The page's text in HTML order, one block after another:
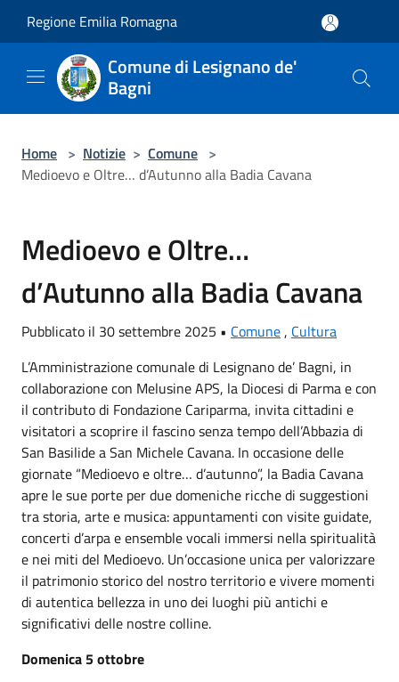
Regione Emilia Romagna
Comune di Lesignano de'
Bagni
Home > Notizie > Comune >
Medioevo e Oltre… d’Autunno alla Badia Cavana
Medioevo e Oltre…
d’Autunno alla Badia Cavana
Pubblicato il 30 settembre 2025 • Comune , Cultura
L’Amministrazione comunale di Lesignano de’ Bagni, in
collaborazione con Melusine APS, la Diocesi di Parma e con
il contributo di Fondazione Cariparma, invita cittadini e
visitatori a scoprire il fascino senza tempo dell’Abbazia di
San Basilide a San Michele Cavana. In occasione delle
giornate “Medioevo e oltre… d’autunno”, la Badia Cavana
apre le sue porte per due domeniche ricche di suggestioni
tra storia, arte e musica: appuntamenti con visite guidate,
concerti d’arpa e ensemble vocali immersi nella spiritualità
e nei miti del Medioevo. Un’occasione unica per valorizzare
il patrimonio storico del nostro territorio e vivere momenti
di autentica bellezza in uno dei luoghi più antichi e
significativi delle nostre colline.
Domenica 5 ottobre